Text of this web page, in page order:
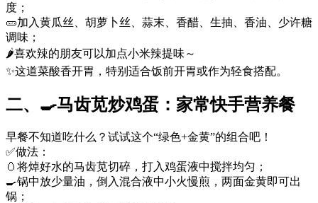
度；
🥒加入黄瓜丝、胡萝卜丝、蒜末、香醋、生抽、香油、少许糖
调味；
🌶️喜欢辣的朋友可以加点小米辣提味～
✨这道菜酸香开胃，特别适合饭前开胃或作为轻食搭配。
二、🍳马齿苋炒鸡蛋：家常快手营养餐
早餐不知道吃什么？试试这个“绿色+金黄”的组合吧！
✅做法：
🥚将焯好水的马齿苋切碎，打入鸡蛋液中搅拌均匀；
🍳锅中放少量油，倒入混合液中小火慢煎，两面金黄即可出
锅；